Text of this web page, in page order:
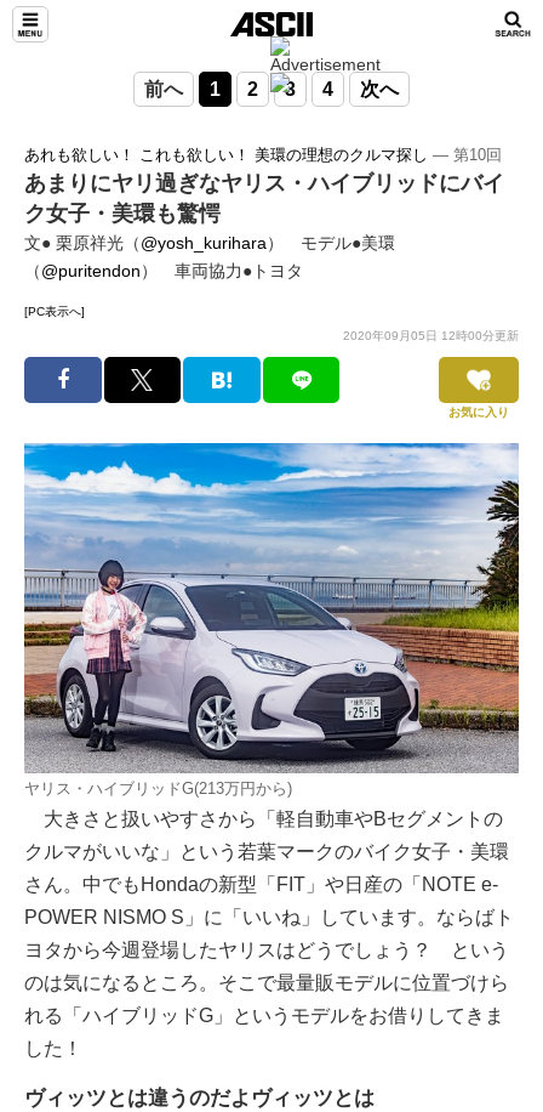
前へ 1 2 3 4 次へ
あれも欲しい！ これも欲しい！ 美環の理想のクルマ探し ― 第10回
あまりにヤリ過ぎなヤリス・ハイブリッドにバイ
ク女子・美環も驚愕
文● 栗原祥光（@yosh_kurihara） モデル●美環
（@puritendon） 車両協力●トヨタ
[PC表示へ]
2020年09月05日 12時00分更新
お気に入り
ヤリス・ハイブリッドG(213万円から)
大きさと扱いやすさから「軽自動車やBセグメントの
クルマがいいな」という若葉マークのバイク女子・美環
さん。中でもHondaの新型「FIT」や日産の「NOTE e-
POWER NISMO S」に「いいね」しています。ならばト
ヨタから今週登場したヤリスはどうでしょう？ という
のは気になるところ。そこで最量販モデルに位置づけら
れる「ハイブリッドG」というモデルをお借りしてきま
した！
ヴィッツとは違うのだよヴィッツとは